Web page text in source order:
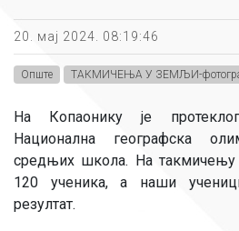
20. мај 2024. 08:19:46
Опште ТАКМИЧЕЊА У ЗЕМЉИ-
На Копаонику је
Национална географска
средњих школа. На такмичењу
120 ученика, а наши
резултат.